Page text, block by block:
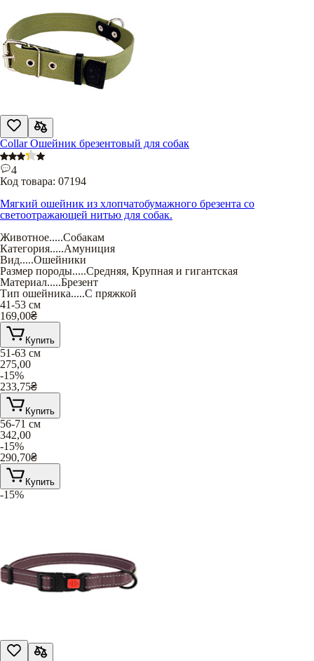
Collar Ошейник брезентовый для собак
4
Код товара: 07194
Мягкий ошейник из хлопчатобумажного брезента со
светоотражающей нитью для собак.
Животное.....Собакам
Категория.....Амуниция
Вид.....Ошейники
Размер породы.....Средняя, Крупная и гигантская
Материал.....Брезент
Тип ошейника.....С пряжкой
41-53 см
169,00₴
Купить
51-63 см
275,00
-15%
233,75₴
Купить
56-71 см
342,00
-15%
290,70₴
Купить
-15%